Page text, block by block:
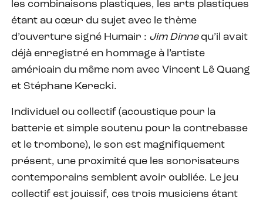
les combinaisons plastiques, les arts plastiques
étant au cœur du sujet avec le thème
d’ouverture signé Humair : Jim Dinnequ’il avait
déjà enregistré en hommage à l’artiste
américain du même nom avec Vincent Lê Quang
et Stéphane Kerecki.
Individuel ou collectif (acoustique pour la
batterie et simple soutenu pour la contrebasse
et le trombone), le son est magnifiquement
présent, une proximité que les sonorisateurs
contemporains semblent avoir oubliée. Le jeu
collectif est jouissif, ces trois musiciens étant